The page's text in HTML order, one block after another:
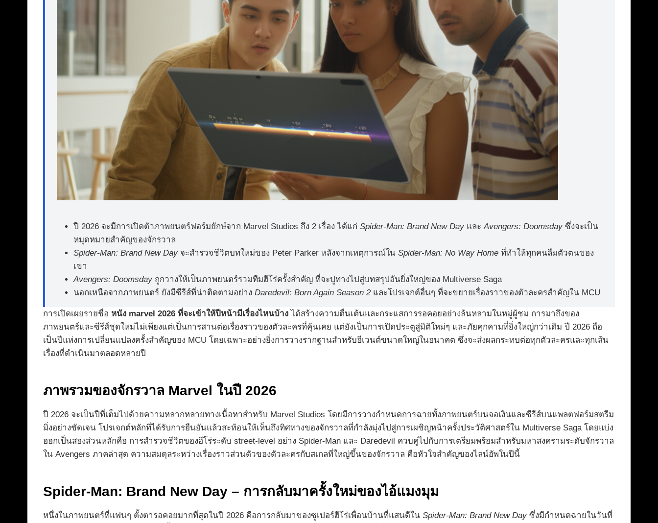
ปี 2026 จะมีการเปิดตัวภาพยนตร์ฟอร์มยักษ์จาก Marvel Studios ถึง 2 เรื่อง ได้แก่ Spider-Man: Brand New Day และAvengers: Doomsday ซึ่งจะเป็น
หมุดหมายสำคัญของจักรวาล
Spider-Man: Brand New Day จะสำรวจชีวิตบทใหม่ของ Peter Parker หลังจากเหตุการณ์ใน Spider-Man: No Way Home ที่ทำให้ทุกคนลืมตัวตนของ
เขา
Avengers: Doomsday ถูกวางให้เป็นภาพยนตร์รวมทีมฮีโร่ครั้งสำคัญ ที่จะปูทางไปสู่บทสรุปอันยิ่งใหญ่ของ Multiverse Saga
นอกเหนือจากภาพยนตร์ ยังมีซีรีส์ที่น่าติดตามอย่าง Daredevil: Born Again Season 2และโปรเจกต์อื่นๆ ที่จะขยายเรื่องราวของตัวละครสำคัญใน MCU
การเปิดเผยรายชื่อ หนัง marvel 2026 ที่จะเข้าให้ปีหน้ามีเรื่องไหนบ้าง ได้สร้างความตื่นเต้นและกระแสการรอคอยอย่างล้นหลามในหมู่ผู้ชม การมาถึงของ
ภาพยนตร์และซีรีส์ชุดใหม่ไม่เพียงแต่เป็นการสานต่อเรื่องราวของตัวละครที่คุ้นเคย แต่ยังเป็นการเปิดประตูสู่มิติใหม่ๆ และภัยคุกคามที่ยิ่งใหญ่กว่าเดิม ปี 2026 ถือ
เป็นปีแห่งการเปลี่ยนแปลงครั้งสำคัญของ MCU โดยเฉพาะอย่างยิ่งการวางรากฐานสำหรับอีเวนต์ขนาดใหญ่ในอนาคต ซึ่งจะส่งผลกระทบต่อทุกตัวละครและทุกเส้น
เรื่องที่ดำเนินมาตลอดหลายปี
ภาพรวมของจักรวาล Marvel ในปี 2026
ปี 2026 จะเป็นปีที่เต็มไปด้วยความหลากหลายทางเนื้อหาสำหรับ Marvel Studios โดยมีการวางกำหนดการฉายทั้งภาพยนตร์บนจอเงินและซีรีส์บนแพลตฟอร์มสตรีม
มิ่งอย่างชัดเจน โปรเจกต์หลักที่ได้รับการยืนยันแล้วสะท้อนให้เห็นถึงทิศทางของจักรวาลที่กำลังมุ่งไปสู่การเผชิญหน้าครั้งประวัติศาสตร์ใน Multiverse Saga โดยแบ่ง
ออกเป็นสองส่วนหลักคือ การสำรวจชีวิตของฮีโร่ระดับ street-level อย่าง Spider-Man และ Daredevil ควบคู่ไปกับการเตรียมพร้อมสำหรับมหาสงครามระดับจักรวาล
ใน Avengers ภาคล่าสุด ความสมดุลระหว่างเรื่องราวส่วนตัวของตัวละครกับสเกลที่ใหญ่ขึ้นของจักรวาล คือหัวใจสำคัญของไลน์อัพในปีนี้
Spider-Man: Brand New Day – การกลับมาครั้งใหม่ของไอ้แมงมุม
หนึ่งในภาพยนตร์ที่แฟนๆ ตั้งตารอคอยมากที่สุดในปี 2026 คือการกลับมาของซูเปอร์ฮีโร่เพื่อนบ้านที่แสนดีใน Spider-Man: Brand New Day ซึ่งมีกำหนดฉายในวันที่